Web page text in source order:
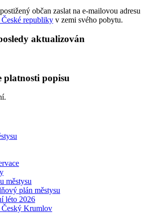
občan zaslat na e-mailovou adresu
České republiky v zemi svého pobytu.
aktualizován
platnosti popisu
městysu
plán městysu
léto 2026
Český Krumlov